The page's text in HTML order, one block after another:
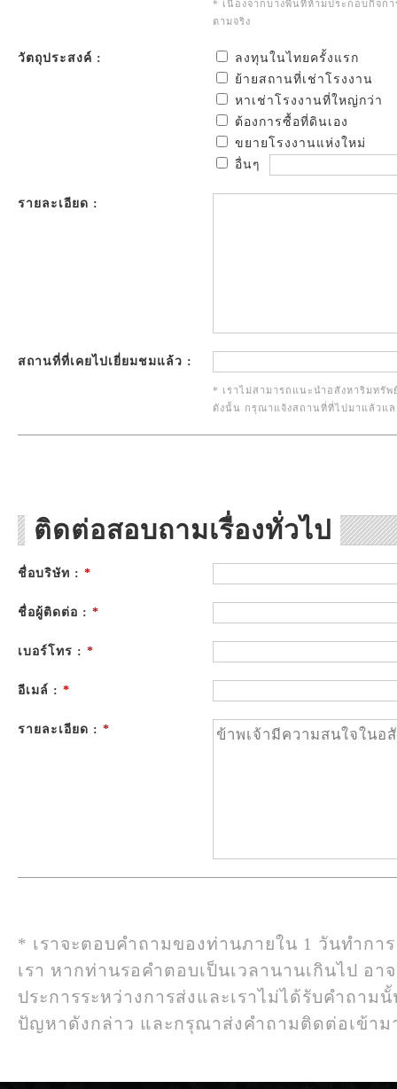
* เนื่องจากบางพื้นที่ห้ามประกอบกิจก
ตามจริง
วัตถุประสงค์ :
ลงทุนในไทยครั้งแรก
ย้ายสถานที่เช่าโรงงาน
หาเช่าโรงงานที่ใหญ่กว่า
ต้องการซื้อที่ดินเอง
ขยายโรงงานแห่งใหม่
อื่นๆ
รายละเอียด :
สถานที่ที่เคยไปเยี่ยมชมแล้ว :
* เราไม่สามารถแนะนำอสังหาริมทรั
ดังนั้น กรุณาแจ้งสถานที่ที่ไปมาแล้วแล
ติดต่อสอบถามเรื่องทั่วไป
ชื่อบริษัท : *
ชื่อผู้ติดต่อ : *
เบอร์โทร : *
อีเมล์ : *
รายละเอียด : *
* เราจะตอบคำถามของท่านภายใน 1 วันทำกา
เรา หากท่านรอคำตอบเป็นเวลานานเกินไป อ
ประการระหว่างการส่งและเราไม่ได้รับคำถาม
ปัญหาดังกล่าว และกรุณาส่งคำถามติดต่อเข้าม